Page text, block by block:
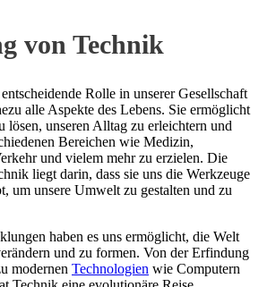
von Technik
Rolle in unserer Gesellschaft
alle Aspekte des Lebens. Sie ermöglicht
lösen, unseren Alltag zu erleichtern und
Bereichen wie Medizin,
und vielem mehr zu erzielen. Die
liegt darin, dass sie uns die Werkzeuge
um unsere Umwelt zu gestalten und zu
haben es uns ermöglicht, die Welt
und zu formen. Von der Erfindung
modernen Technologien wie Computern